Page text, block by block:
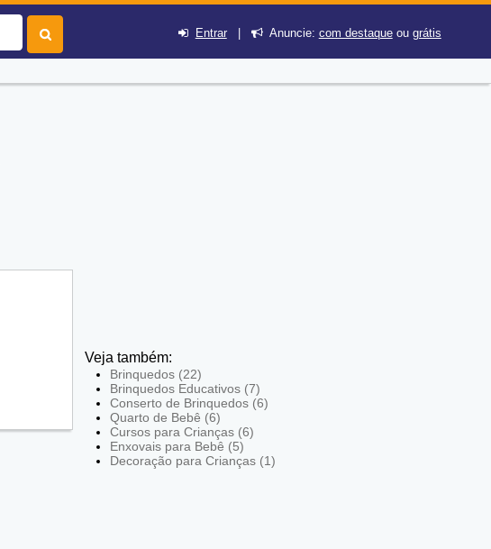
Entrar| Anuncie: com destaqueou grátis
Veja também:
Brinquedos (22)
Brinquedos Educativos (7)
Conserto de Brinquedos (6)
Quarto de Bebê (6)
Cursos para Crianças (6)
Enxovais para Bebê (5)
Decoração para Crianças (1)